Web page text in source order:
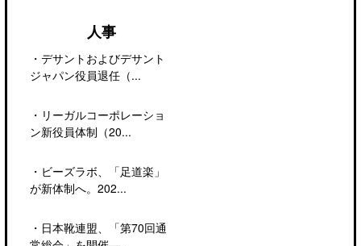
人事
・ デサントおよびデサント
ジャパン役員退任（...
・ リーガルコーポレーショ
ン新役員体制（20...
・ ビーズラボ、「足道楽」
が新体制へ。202...
・ 日本靴連盟、「第70回通